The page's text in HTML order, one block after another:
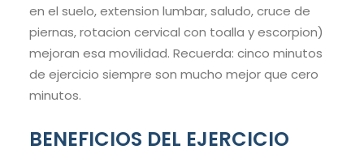
en el suelo, extension lumbar, saludo, cruce de
piernas, rotacion cervical con toalla y escorpion)
mejoran esa movilidad. Recuerda: cinco minutos
de ejercicio siempre son mucho mejor que cero
minutos.
BENEFICIOS DEL EJERCICIO